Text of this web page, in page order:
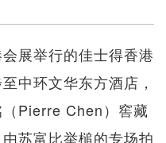
展举行的佳士得香港
中环文华东方酒店，
Pierre Chen）窖藏
苏富比举槌的专场拍